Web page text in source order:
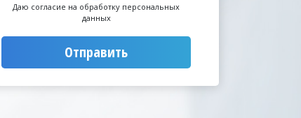
Даю согласие на обработку персональных
данных
Отправить